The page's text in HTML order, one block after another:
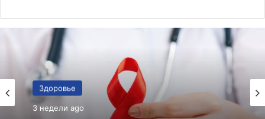
Здоровье
3 недели ago
Здоровье
3 недели ago